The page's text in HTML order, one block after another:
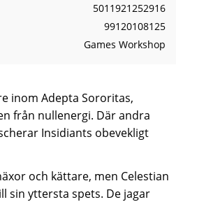
5011921252916
99120108125
Games Workshop
inom Adepta Sororitas,
från nullenergi. Där andra
Insidiants obevekligt
och kättare, men Celestian
sin yttersta spets. De jagar